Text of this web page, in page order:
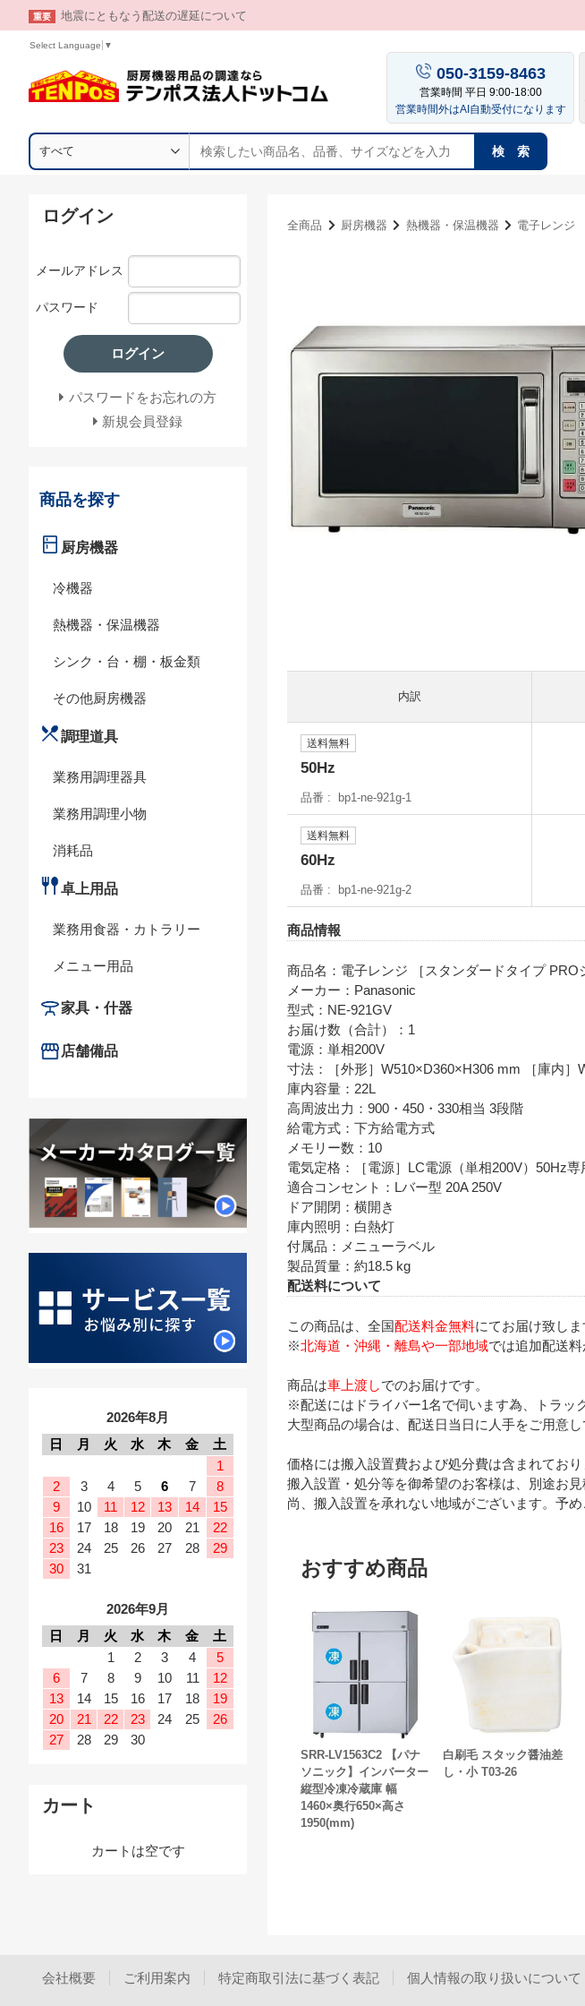
重要 地震にともなう配送の遅延について
Select Language ▼
050-3159-8463
営業時間 平日 9:00-18:00
営業時間外はAI自動受付になります
サイト内検索
検 索
全商品 厨房機器 熱機器・保温機器 電子レンジ
内訳
送料無料
50Hz
品番 bp1-ne-921g-1
送料無料
60Hz
品番 bp1-ne-921g-2
商品情報
商品名：電子レンジ ［スタンダードタイプ PRO
メーカー：Panasonic
型式：NE-921GV
お届け数（合計）：1
電源：単相200V
寸法：［外形］W510×D360×H306 mm ［庫内］
庫内容量：22L
高周波出力：900・450・330相当 3段階
給電方式：下方給電方式
メモリー数：10
電気定格：［電源］LC電源（単相200V）50Hz
適合コンセント：Lバー型 20A 250V
ドア開閉：横開き
庫内照明：白熱灯
付属品：メニューラベル
製品質量：約18.5 kg
配送料について
この商品は、全国配送料金無料にてお届け致しま
※北海道・沖縄・離島や一部地域では追加配送料
商品は車上渡しでのお届けです。
※配送にはドライバー1名で伺います為、トラッ
大型商品の場合は、配送日当日に人手をご用意
価格には搬入設置費および処分費は含まれており
搬入設置・処分等を御希望のお客様は、別途お
尚、搬入設置を承れない地域がございます。予め
おすすめ商品
SRR-LV1563C2 【パナ
ソニック】インバーター
縦型冷凍冷蔵庫 幅
1460×奥行650×高さ
1950(mm)
白刷毛 スタック醤油差
し・小 T03-26
ログイン
メールアドレス
パスワード
ログイン
パスワードをお忘れの方
新規会員登録
商品を探す
厨房機器
冷機器
熱機器・保温機器
シンク・台・棚・板金類
その他厨房機器
調理道具
業務用調理器具
業務用調理小物
消耗品
卓上用品
業務用食器・カトラリー
メニュー用品
家具・什器
店舗備品
2026年8月
日
月 火 水 木 金
土
1
2
3 4 5 6 7
8
9
10 11 12 13 14
15
16
17 18 19 20 21
22
23
24 25 26 27 28
29
30
31
2026年9月
日
月 火 水 木 金
土
1
2 3 4
5
6
7 8 9 10 11
12
13
14 15 16 17 18
19
20
21 22 23 24 25
26
27
28 29 30
カート
カートは空です
会社概要 ご利用案内 特定商取引法に基づく表記 個人情報の取り扱いについて